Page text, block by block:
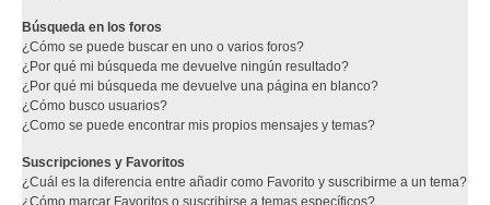
Búsqueda en los foros
¿Cómo se puede buscar en uno o varios foros?
¿Por qué mi búsqueda me devuelve ningún resultado?
¿Por qué mi búsqueda me devuelve una página en blanco?
¿Cómo busco usuarios?
¿Como se puede encontrar mis propios mensajes y temas?
Suscripciones y Favoritos
¿Cuál es la diferencia entre añadir como Favorito y suscribirme a un tema?